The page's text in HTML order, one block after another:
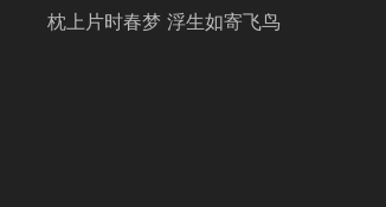
枕上片时春梦 浮生如寄飞鸟